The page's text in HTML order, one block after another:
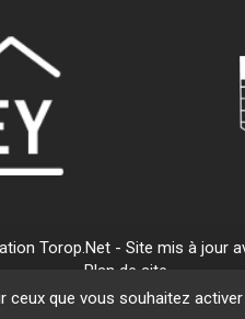
Torop.Net - Site mis à jour
Plan de site
ceux que vous souhaitez activer